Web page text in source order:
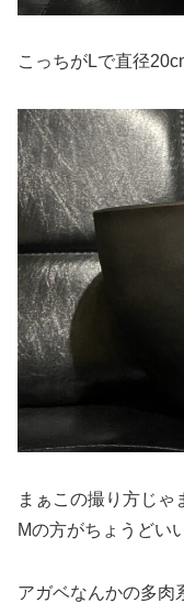
こっちがLで直径
まぁこの撮り方じゃ
Mの方がちょうどい
アガベなんかの多肉